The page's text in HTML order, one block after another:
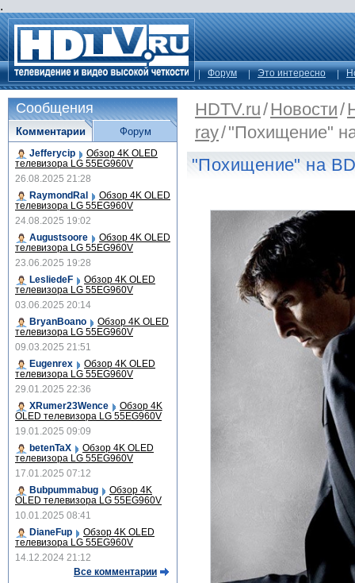
.
Форум Это интересно
HDTV.ru/Новости/
ray/"Похищение"
"Похищение" на
Сообщения
Комментарии
Jefferycip Обзор 4K OLED
телевизора LG 55EG960V
26.08.2025 21:28
RaymondRal
Обзор 4K OLED
телевизора LG 55EG960V
24.08.2025 19:02
Augustsoore
Обзор 4K OLED
телевизора LG 55EG960V
23.06.2025 19:28
LesliedeF
Обзор 4K OLED
телевизора LG 55EG960V
03.06.2025 20:14
BryanBoano
Обзор 4K OLED
телевизора LG 55EG960V
09.03.2025 21:51
Eugenrex
Обзор 4K OLED
телевизора LG 55EG960V
29.01.2025 22:36
XRumer23Wence
Обзор 4K
OLED телевизора LG 55EG960V
19.01.2025 09:09
betenTaX
Обзор 4K OLED
телевизора LG 55EG960V
17.01.2025 07:12
Bubpummabug
Обзор 4K
OLED телевизора LG 55EG960V
10.01.2025 08:41
DianeFup
Обзор 4K OLED
телевизора LG 55EG960V
14.12.2024 21:12
Все комментарии
Форум